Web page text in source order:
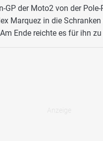
GP der Moto2 von der
Marquez in die
Ende reichte es für ihn zu